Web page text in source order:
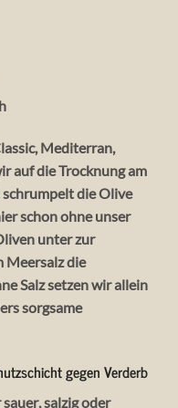
Mediterran,
auf die Trocknung am
die Olive
schon ohne unser
unter zur
Meersalz die
Salz setzen wir allein
sorgsame
gegen Verderb
sauer,salzigoder